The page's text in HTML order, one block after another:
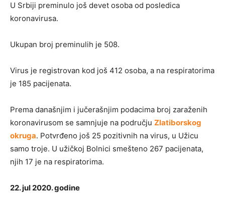
U Srbiji preminulo još devet osoba od posledica
koronavirusa.
Ukupan broj preminulih je 508.
Virus je registrovan kod još 412 osoba, a na respiratorima
je 185 pacijenata.
Prema današnjim i jučerašnjim podacima broj zaraženih
koronavirusom se samnjuje na području Zlatiborskog
okruga. Potvrđeno još 25 pozitivnih na virus, u Užicu
samo troje. U užičkoj Bolnici smešteno 267 pacijenata,
njih 17 je na respiratorima.
22. jul 2020. godine